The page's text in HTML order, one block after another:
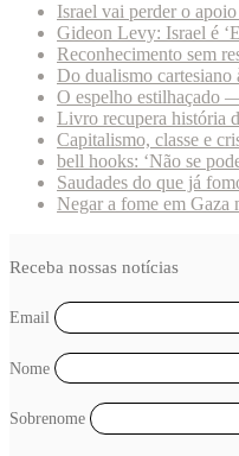
Israel vai perder o
Gideon Levy: Israel é
Reconhecimento sem
Do dualismo
O espelho estilhaçado
Livro recupera história
Capitalismo, classe e
bell hooks: ‘Não se
Saudades do que já
Negar a fome em Gaza
Receba nossas notícias
Email
Nome
Sobrenome